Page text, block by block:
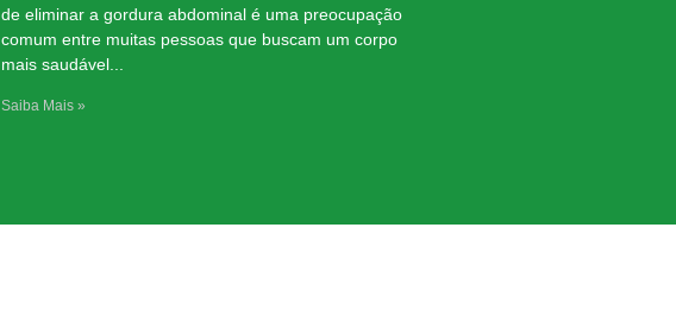
de eliminar a gordura abdominal é uma preocupação
comum entre muitas pessoas que buscam um corpo
mais saudável
Saiba Mais »